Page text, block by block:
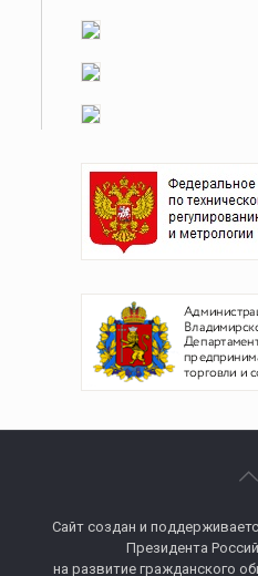
Сайт создан и
Президента
на развитие гражданского